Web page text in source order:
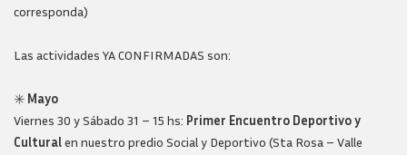
corresponda)
Las actividades YA CONFIRMADAS son:
✳️ Mayo
Viernes 30 y Sábado 31 – 15 hs: Primer Encuentro Deportivo y
Culturalen nuestro predio Social y Deportivo (Sta Rosa – Valle